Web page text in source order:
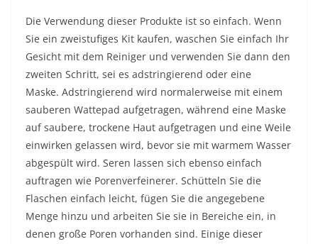
Die Verwendung dieser Produkte ist so einfach. Wenn
Sie ein zweistufiges Kit kaufen, waschen Sie einfach Ihr
Gesicht mit dem Reiniger und verwenden Sie dann den
zweiten Schritt, sei es adstringierend oder eine
Maske. Adstringierend wird normalerweise mit einem
sauberen Wattepad aufgetragen, während eine Maske
auf saubere, trockene Haut aufgetragen und eine Weile
einwirken gelassen wird, bevor sie mit warmem Wasser
abgespült wird. Seren lassen sich ebenso einfach
auftragen wie Porenverfeinerer. Schütteln Sie die
Flaschen einfach leicht, fügen Sie die angegebene
Menge hinzu und arbeiten Sie sie in Bereiche ein, in
denen große Poren vorhanden sind. Einige dieser